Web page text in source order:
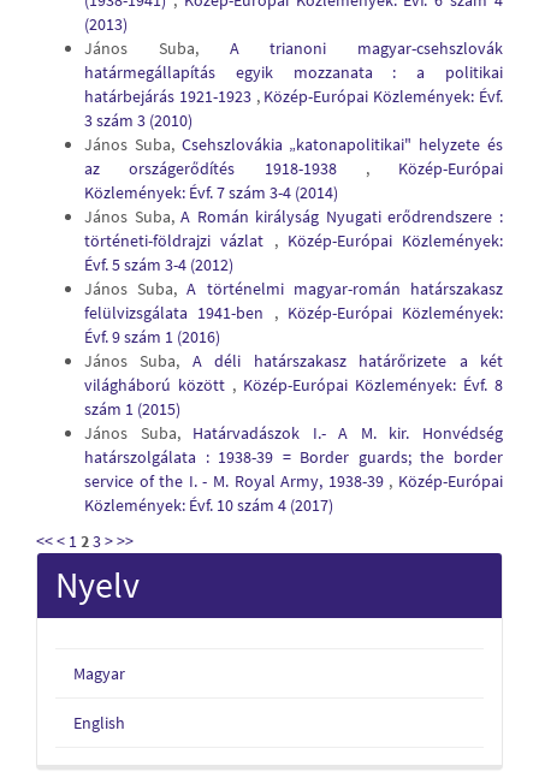
(2013)
János Suba, A trianoni magyar-csehszlovák
határmegállapítás egyik mozzanata : a politikai
határbejárás 1921-1923 , Közép-Európai Közlemények: Évf.
3 szám 3 (2010)
János Suba, Csehszlovákia „katonapolitikai" helyzete és
az országerődítés 1918-1938 , Közép-Európai
Közlemények: Évf. 7 szám 3-4 (2014)
János Suba,A Román királyság Nyugati erődrendszere :
történeti-földrajzi vázlat , Közép-Európai Közlemények:
Évf. 5 szám 3-4 (2012)
János Suba,A történelmi magyar-román határszakasz
felülvizsgálata 1941-ben , Közép-Európai Közlemények:
Évf. 9 szám 1 (2016)
János Suba, A déli határszakasz határőrizete a két
világháború között , Közép-Európai Közlemények: Évf. 8
szám 1 (2015)
János Suba, Határvadászok I.- A M. kir. Honvédség
határszolgálata : 1938-39 = Border guards; the border
service of the I. - M. Royal Army, 1938-39 , Közép-Európai
Közlemények: Évf. 10 szám 4 (2017)
<<< 123>>>
Nyelv
Magyar
English